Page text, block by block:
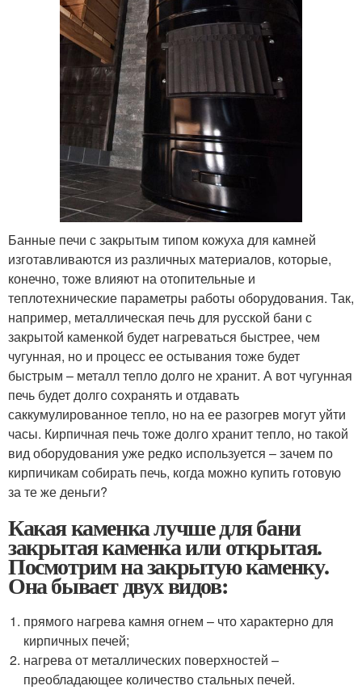
Банные печи с закрытым типом кожуха для камней
изготавливаются из различных материалов, которые,
конечно, тоже влияют на отопительные и
теплотехнические параметры работы оборудования. Так,
например, металлическая печь для русской бани с
закрытой каменкой будет нагреваться быстрее, чем
чугунная, но и процесс ее остывания тоже будет
быстрым – металл тепло долго не хранит. А вот чугунная
печь будет долго сохранять и отдавать
саккумулированное тепло, но на ее разогрев могут уйти
часы. Кирпичная печь тоже долго хранит тепло, но такой
вид оборудования уже редко используется – зачем по
кирпичикам собирать печь, когда можно купить готовую
за те же деньги?
Какая каменка лучше для бани
закрытая каменка или открытая.
Посмотрим на закрытую каменку.
Она бывает двух видов:
прямого нагрева камня огнем – что характерно для
кирпичных печей;
нагрева от металлических поверхностей –
преобладающее количество стальных печей.